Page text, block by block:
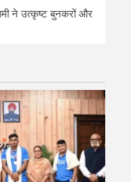
ने उत्कृष्ट बुनकरों और